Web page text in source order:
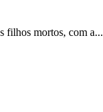
filhos mortos, com a...